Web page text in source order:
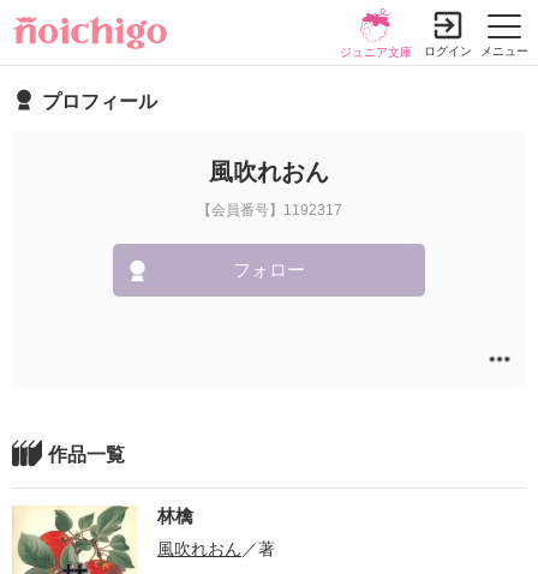
メニュー
ジュニア文庫 ログイン
プロフィール
風吹れおん
【会員番号】1192317
フォロー
作品一覧
林檎
風吹れおん ／著